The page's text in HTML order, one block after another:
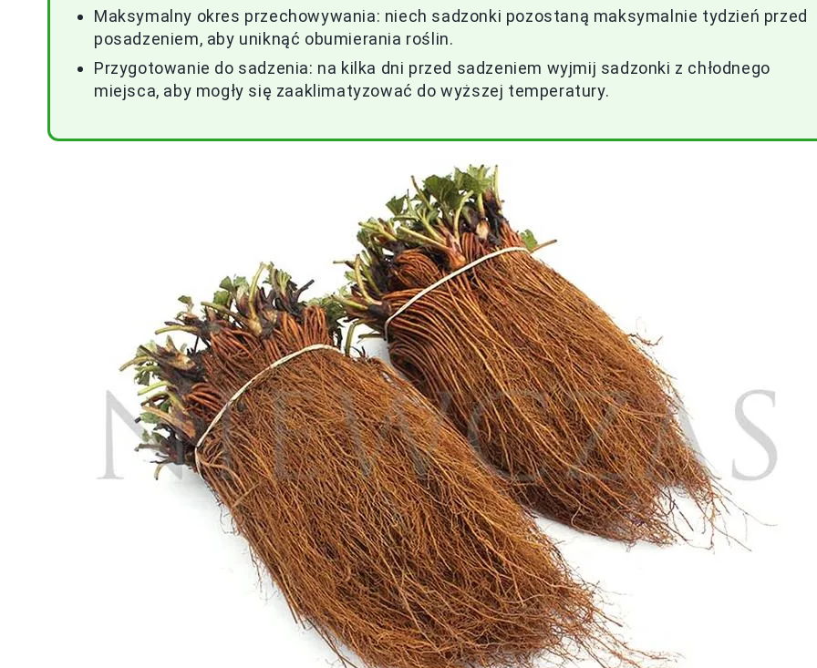
Maksymalny okres przechowywania: niech sadzonki pozostaną maksymalnie tydzień przed
posadzeniem, aby uniknąć obumierania roślin.
Przygotowanie do sadzenia: na kilka dni przed sadzeniem wyjmij sadzonki z chłodnego
miejsca, aby mogły się zaaklimatyzować do wyższej temperatury.